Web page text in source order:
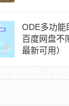
ODE多功能
百度网盘不
最新可用）